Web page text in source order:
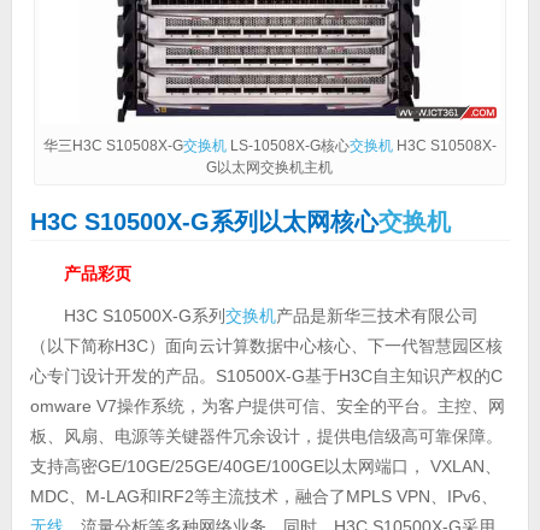
华三H3C S10508X-G交换机LS-10508X-G核心交换机H3C S10508X-
G以太网交换机主机
H3C S10500X-G系列以太网核心交换机
产品彩页
H3C S10500X-G系列交换机产品是新华三技术有限公司
（以下简称H3C）面向云计算数据中心核心、下一代智慧园区核
心专门设计开发的产品。S10500X-G基于H3C自主知识产权的C
omware V7操作系统，为客户提供可信、安全的平台。主控、网
板、风扇、电源等关键器件冗余设计，提供电信级高可靠保障。
支持高密GE/10GE/25GE/40GE/100GE以太网端口， VXLAN、
MDC、M-LAG和IRF2等主流技术，融合了MPLS VPN、IPv6、